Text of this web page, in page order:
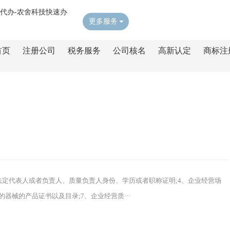
更多服务
页 注册公司 税务服务 公司核名 高新认定 商标注
代表人或者负责人、质量负责人身份、学历或者职称证明;4、企业经营场
械的产品证书以及目录;7、企业经营质···